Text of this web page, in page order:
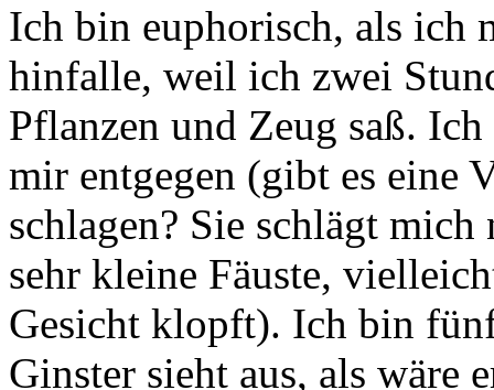
Ich bin euphorisch, als ich
hinfalle, weil ich zwei
Pflanzen und Zeug saß.
mir entgegen (gibt es eine
schlagen? Sie schlägt
sehr kleine Fäuste,
Gesicht klopft). Ich bin
Ginster sieht aus, als wäre